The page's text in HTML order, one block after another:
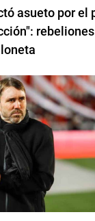
asueto por el